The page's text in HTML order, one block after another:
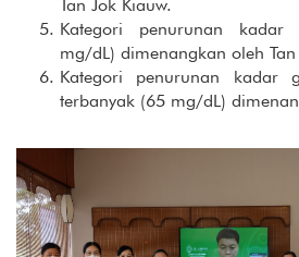
Tan Jok Kiauw.
Kategori penurunan kadar
mg/dL) dimenangkan oleh
Kategori penurunan kadar
terbanyak (65 mg/dL)